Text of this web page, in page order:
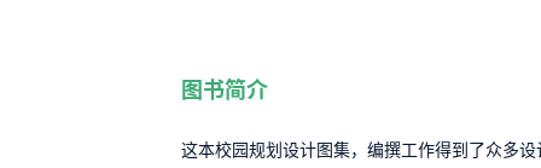
图书简介
这本校园规划设计图集，编撰工作得到了众多